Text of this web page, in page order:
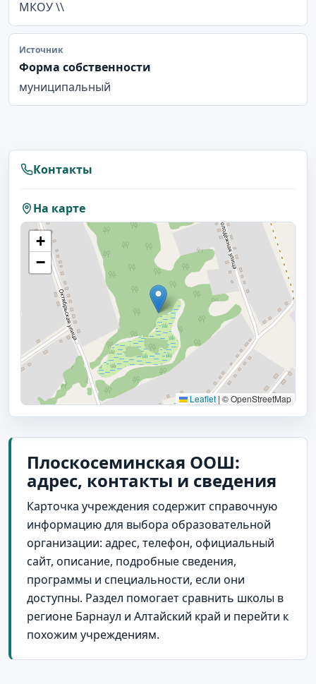
МКОУ \\
Источник
Форма собственности
муниципальный
Контакты
На карте
+
−
Leaflet | © OpenStreetMap
Плоскосеминская ООШ:
адрес, контакты и сведения
Карточка учреждения содержит справочную
информацию для выбора образовательной
организации: адрес, телефон, официальный
сайт, описание, подробные сведения,
программы и специальности, если они
доступны. Раздел помогает сравнить школы в
регионе Барнаул и Алтайский край и перейти к
похожим учреждениям.